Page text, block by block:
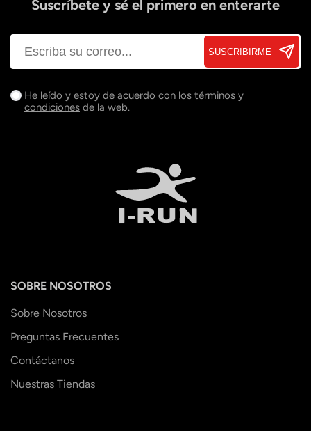
Suscríbete y sé el primero en enterarte
SUSCRIBIRME
He leído y estoy de acuerdo con los términos y
condiciones de la web.
SOBRE NOSOTROS
Sobre Nosotros
Preguntas Frecuentes
Contáctanos
Nuestras Tiendas